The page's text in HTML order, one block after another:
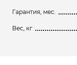
Гарантия, мес.
Вес, кг